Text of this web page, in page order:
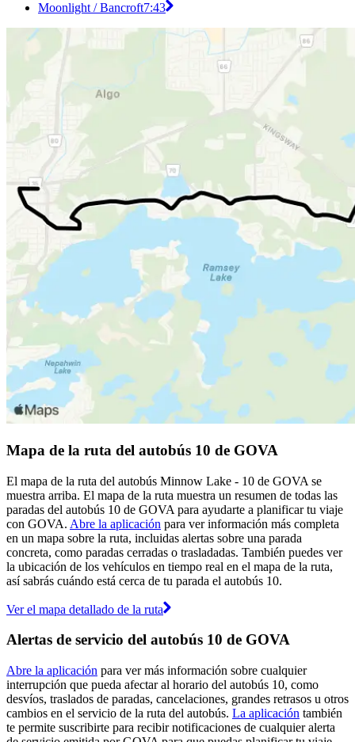
Moonlight / Bancroft7:43
Mapa de la ruta del autobús 10 de GOVA
El mapa de la ruta del autobús Minnow Lake - 10 de GOVA se
muestra arriba. El mapa de la ruta muestra un resumen de todas las
paradas del autobús 10 de GOVA para ayudarte a planificar tu viaje
con GOVA. Abre la aplicación para ver información más completa
en un mapa sobre la ruta, incluidas alertas sobre una parada
concreta, como paradas cerradas o trasladadas. También puedes ver
la ubicación de los vehículos en tiempo real en el mapa de la ruta,
así sabrás cuándo está cerca de tu parada el autobús 10.
Ver el mapa detallado de la ruta
Alertas de servicio del autobús 10 de GOVA
Abre la aplicación para ver más información sobre cualquier
interrupción que pueda afectar al horario del autobús 10, como
desvíos, traslados de paradas, cancelaciones, grandes retrasos u otros
cambios en el servicio de la ruta del autobús. La aplicación también
te permite suscribirte para recibir notificaciones de cualquier alerta